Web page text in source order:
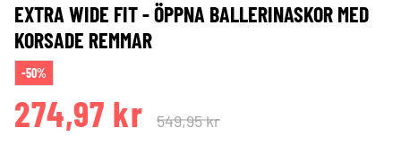
EXTRA WIDE FIT - ÖPPNA BALLERINASKOR MED
KORSADE REMMAR
-50%
274,97 kr 549,95 kr